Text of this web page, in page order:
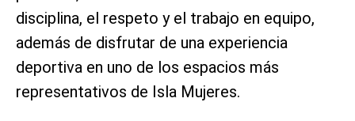
disciplina, el respeto y el trabajo en equipo,
además de disfrutar de una experiencia
deportiva en uno de los espacios más
representativos de Isla Mujeres.